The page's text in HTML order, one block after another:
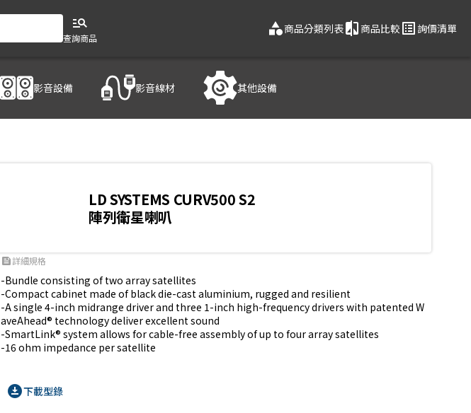
manage_search
查詢商品
category商品分類列表compare商品比較 list_alt 詢價清單
影音設備 影音線材 其他設備
LD SYSTEMS CURV500 S2
陣列衛星喇叭
feed詳細規格
-Bundle consisting of two array satellites
-Compact cabinet made of black die-cast aluminium, rugged and resilient
-A single 4-inch midrange driver and three 1-inch high-frequency drivers with patented W
aveAhead® technology deliver excellent sound
-SmartLink® system allows for cable-free assembly of up to four array satellites
download_for_offline下載型錄